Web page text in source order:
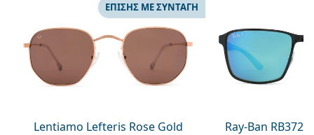
Lentiamo Lefteris Rose Gold
ΕΠΊΣΗΣ ΜΕ ΣΥΝΤΑΓΉ
Ray-Ban